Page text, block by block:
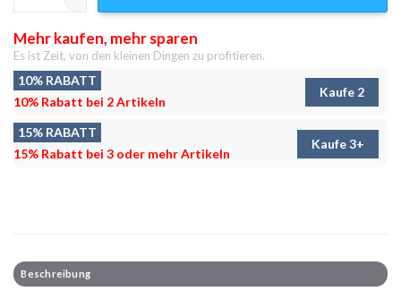
Mehr kaufen, mehr sparen
Es ist Zeit, von den kleinen Dingen zu profitieren.
10% RABATT
10% Rabatt bei 2 Artikeln
Kaufe 2
15% RABATT
15% Rabatt bei 3 oder mehr Artikeln
Kaufe 3+
Beschreibung